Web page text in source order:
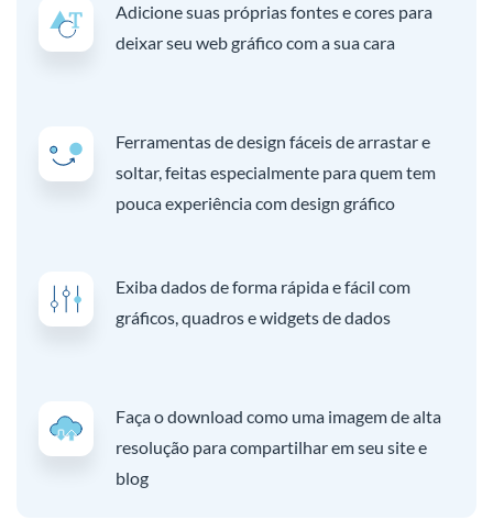
Adicione suas próprias fontes e cores para
deixar seu web gráfico com a sua cara
Ferramentas de design fáceis de arrastar e
soltar, feitas especialmente para quem tem
pouca experiência com design gráfico
Exiba dados de forma rápida e fácil com
gráficos, quadros e widgets de dados
Faça o download como uma imagem de alta
resolução para compartilhar em seu site e
blog